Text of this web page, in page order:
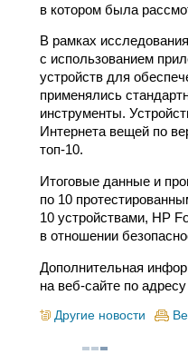
в котором была
В рамках
с использованием
устройств для
применялись
инструменты.
Интернета вещей по
топ-10.
Итоговые данные и
по 10
10 устройствами, HP
в отношении
Дополнительная
на веб-сайте по
Другие новости